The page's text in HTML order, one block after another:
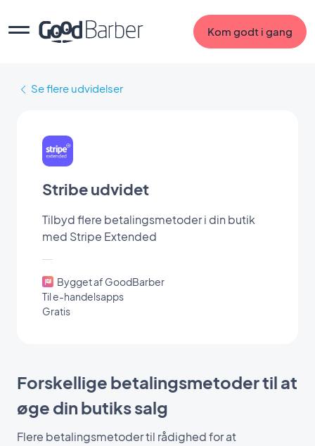
Kom godt i gang
Se flere udvidelser
Stribe udvidet
Tilbyd flere betalingsmetoder i din butik
med Stripe Extended
Bygget af GoodBarber
Til e-handelsapps
Gratis
Forskellige betalingsmetoder til at
øge din butiks salg
Flere betalingsmetoder til rådighed for at